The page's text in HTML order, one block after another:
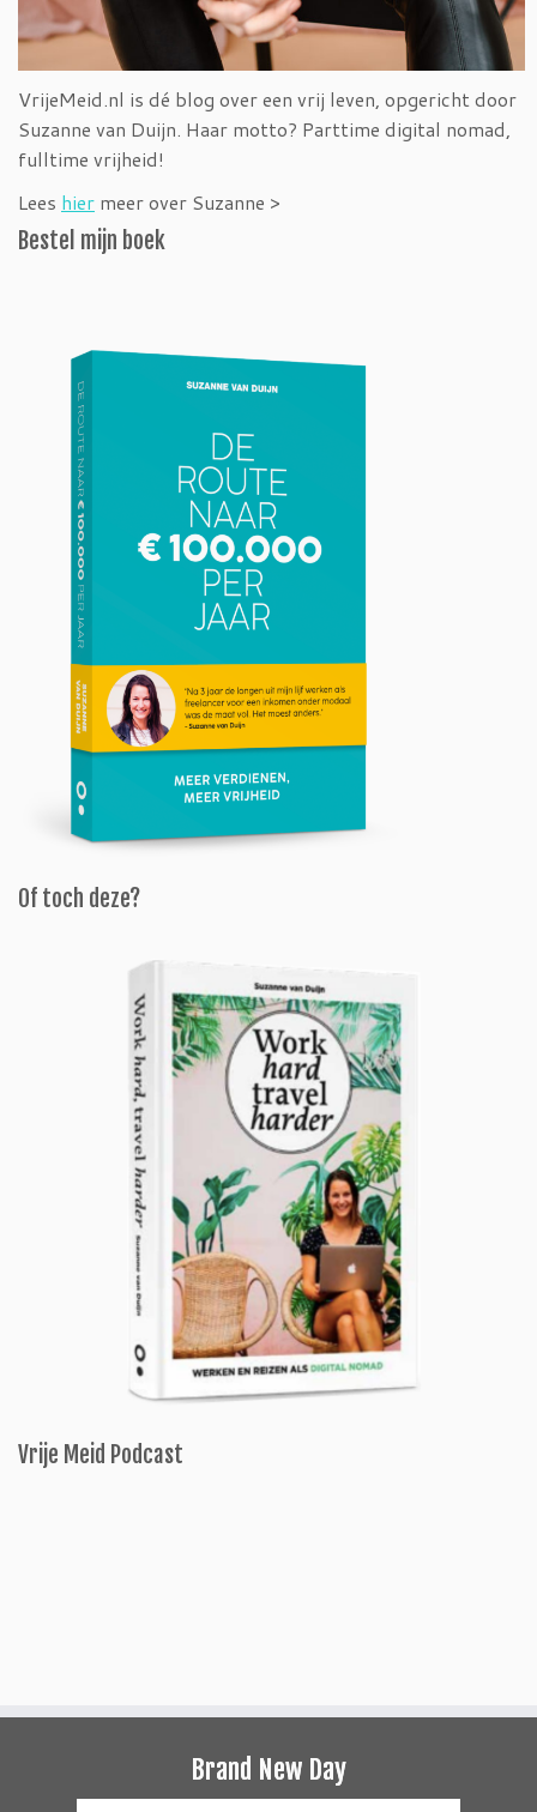
VrijeMeid.nl is dé blog over een vrij leven, opgericht door
Suzanne van Duijn. Haar motto? Parttime digital nomad,
fulltime vrijheid!
Lees hier meer over Suzanne >
Bestel mijn boek
Of toch deze?
Vrije Meid Podcast
Brand New Day